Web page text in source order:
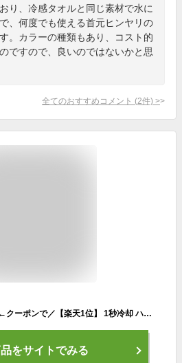
り、冷感タオルと同じ素材で水に
、何度でも使える首元ヒンヤリの
。カラーの種類もあり、コスト的
ですので、良いのではないかと思
全てのおすすめコメント (2件) >
★破格半額!!＼最安2,384円←クーポンで／【楽天1位】 1秒冷却 ハンディファン 冷却プレート 2025 100段階強力冷風 超大風量 静音 扇風機 卓上 6800mAh 手持ち扇風機 強風 28時間連続稼働 瞬間冷却 小型 超軽量 携帯扇風機 静音 ポータブル扇風機 涼しい 冷感 充電式
をサイトでみる